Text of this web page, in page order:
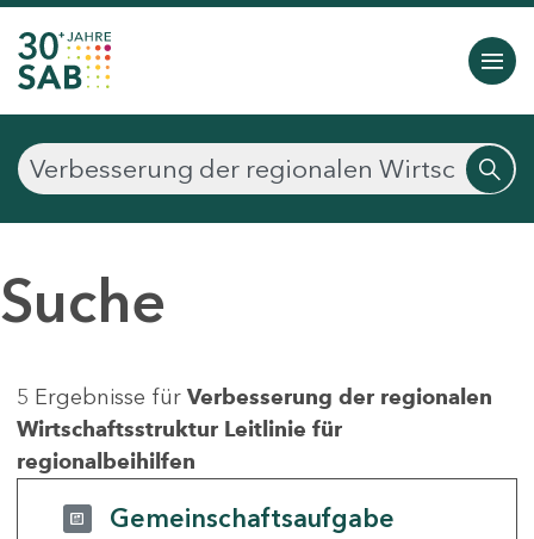
Suche
5 Ergebnisse für Verbesserung der regionalen
Wirtschaftsstruktur Leitlinie für
regionalbeihilfen
Gemeinschaftsaufgabe